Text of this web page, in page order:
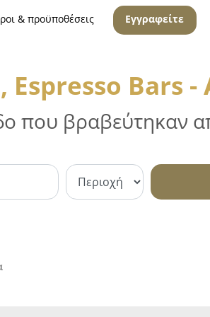
& προϋποθέσεις Εγγραφείτε
Espresso Bars
που βραβεύτηκαν